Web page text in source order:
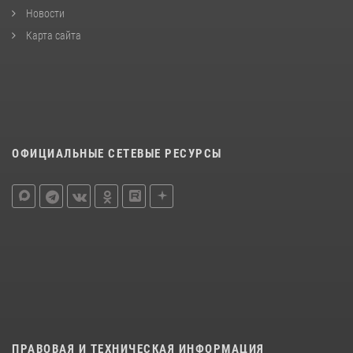
Новости
Карта сайта
ОФИЦИАЛЬНЫЕ СЕТЕВЫЕ РЕСУРСЫ
ПРАВОВАЯ И ТЕХНИЧЕСКАЯ ИНФОРМАЦИЯ